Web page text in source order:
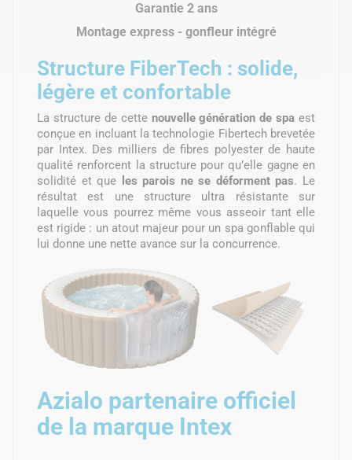
Garantie 2 ans
Montage express - gonfleur intégré
Structure FiberTech : solide,
légère et confortable
La structure de cette nouvelle génération de spa est
conçue en incluant la technologie Fibertech brevetée
par Intex. Des milliers de fibres polyester de haute
qualité renforcent la structure pour qu’elle gagne en
solidité et que
les parois ne se déforment pas. Le
résultat est une structure ultra résistante sur
laquelle vous pourrez même vous asseoir tant elle
est rigide : un atout majeur pour un spa gonflable qui
lui donne une nette avance sur la concurrence.
Azialo partenaire officiel
de la marque Intex